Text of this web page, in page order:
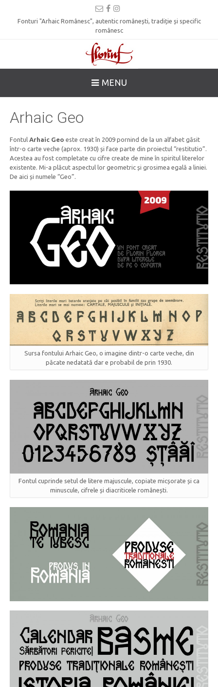
Fonturi "Arhaic Românesc", autentic românești, tradiție și specific
românesc
MENU
Arhaic Geo
Fontul Arhaic Geo este creat în 2009 pornind de la un alfabet găsit
într-o carte veche (aprox. 1930) și face parte din proiectul “restitutio”.
Acestea au fost completate cu cifre create de mine în spiritul literelor
existente. Mi-a plăcut aspectul lor geometric și grosimea egală a liniei.
De aici și numele “Geo”.
Sursa fontului Arhaic Geo, o imagine dintr-o carte veche, din
păcate nedatată dar e probabil de prin 1930.
Fontul cuprinde setul de litere majuscule, copiate micșorate și ca
minuscule, cifrele și diacriticele românești.